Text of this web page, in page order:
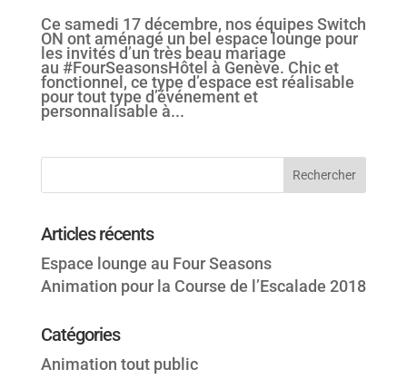
Ce samedi 17 décembre, nos équipes Switch
ON ont aménagé un bel espace lounge pour
les invités d’un très beau mariage
au #FourSeasonsHôtel à Genève. Chic et
fonctionnel, ce type d’espace est réalisable
pour tout type d’événement et
personnalisable à...
Articles récents
Espace lounge au Four Seasons
Animation pour la Course de l’Escalade 2018
Catégories
Animation tout public